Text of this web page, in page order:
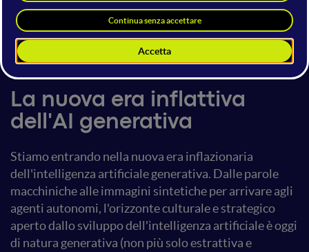
and Adjunct Professor @ UNIMORE
16 giugno 202310:20 - 10:40
AI Marketing & Plenary
La nuova era inflattiva
dell'AI generativa
Stiamo entrando nella nuova era inflazionaria
dell'intelligenza artificiale generativa. Dalle parole
macchiniche alle immagini sintetiche per arrivare agli
agenti autonomi, l'orizzonte culturale e strategico
aperto dallo sviluppo dell'intelligenza artificiale è oggi
di natura generativa (non più solo estrattiva e